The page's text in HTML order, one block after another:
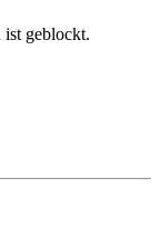
ist geblockt.